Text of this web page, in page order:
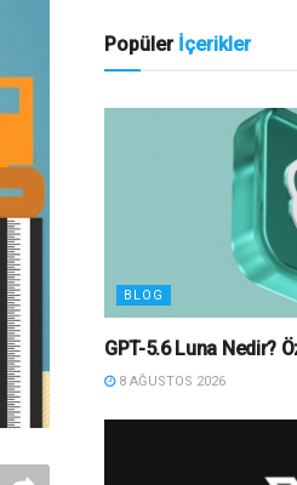
Popüler İçerikler
BLOG
GPT-5.6 Luna Nedir?
8 AĞUSTOS 2026